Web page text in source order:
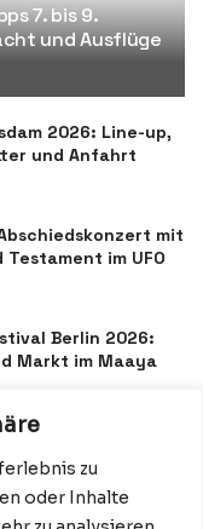
zu
oder Inhalte
7. bis 9.
und Ausflüge
2026: Line-up,
und Anfahrt
mit
im UFO
Berlin 2026:
Markt im Maaya